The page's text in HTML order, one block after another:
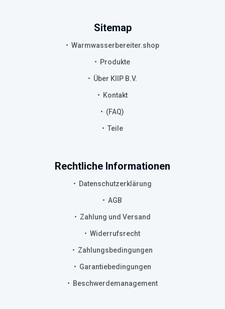
Sitemap
Warmwasserbereiter.shop
Produkte
Über KIIP B.V.
Kontakt
(FAQ)
Teile
Rechtliche Informationen
Datenschutzerklärung
AGB
Zahlung und Versand
Widerrufsrecht
Zahlungsbedingungen
Garantiebedingungen
Beschwerdemanagement